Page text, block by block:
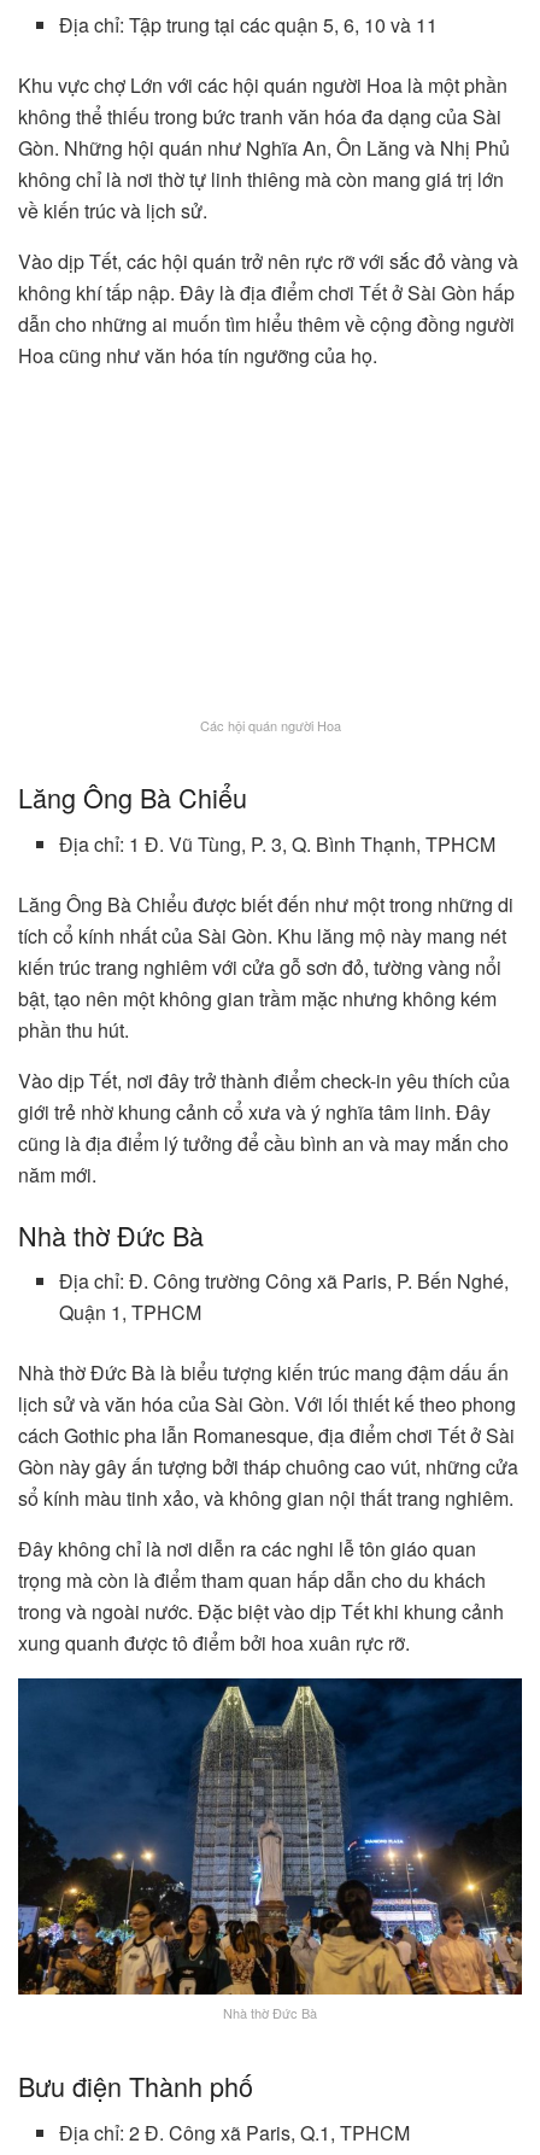
Địa chỉ: Tập trung tại các quận 5, 6, 10 và 11
Khu vực chợ Lớn với các hội quán người Hoa là một phần
không thể thiếu trong bức tranh văn hóa đa dạng của Sài
Gòn. Những hội quán như Nghĩa An, Ôn Lăng và Nhị Phủ
không chỉ là nơi thờ tự linh thiêng mà còn mang giá trị lớn
về kiến trúc và lịch sử.
Vào dịp Tết, các hội quán trở nên rực rỡ với sắc đỏ vàng và
không khí tấp nập. Đây là địa điểm chơi Tết ở Sài Gòn hấp
dẫn cho những ai muốn tìm hiểu thêm về cộng đồng người
Hoa cũng như văn hóa tín ngưỡng của họ.
Các hội quán người Hoa
Lăng Ông Bà Chiểu
Địa chỉ: 1 Đ. Vũ Tùng, P. 3, Q. Bình Thạnh, TPHCM
Lăng Ông Bà Chiểu được biết đến như một trong những di
tích cổ kính nhất của Sài Gòn. Khu lăng mộ này mang nét
kiến trúc trang nghiêm với cửa gỗ sơn đỏ, tường vàng nổi
bật, tạo nên một không gian trầm mặc nhưng không kém
phần thu hút.
Vào dịp Tết, nơi đây trở thành điểm check-in yêu thích của
giới trẻ nhờ khung cảnh cổ xưa và ý nghĩa tâm linh. Đây
cũng là địa điểm lý tưởng để cầu bình an và may mắn cho
năm mới.
Nhà thờ Đức Bà
Địa chỉ: Đ. Công trường Công xã Paris, P. Bến Nghé,
Quận 1, TPHCM
Nhà thờ Đức Bà là biểu tượng kiến trúc mang đậm dấu ấn
lịch sử và văn hóa của Sài Gòn. Với lối thiết kế theo phong
cách Gothic pha lẫn Romanesque, địa điểm chơi Tết ở Sài
Gòn này gây ấn tượng bởi tháp chuông cao vút, những cửa
sổ kính màu tinh xảo, và không gian nội thất trang nghiêm.
Đây không chỉ là nơi diễn ra các nghi lễ tôn giáo quan
trọng mà còn là điểm tham quan hấp dẫn cho du khách
trong và ngoài nước. Đặc biệt vào dịp Tết khi khung cảnh
xung quanh được tô điểm bởi hoa xuân rực rỡ.
Nhà thờ Đức Bà
Bưu điện Thành phố
Địa chỉ: 2 Đ. Công xã Paris, Q.1, TPHCM